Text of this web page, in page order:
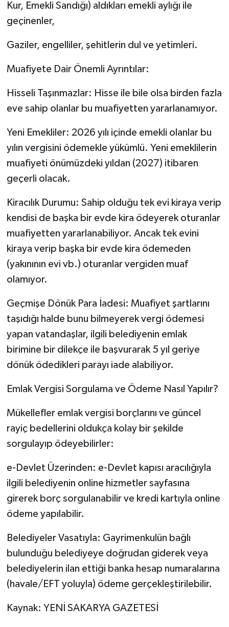
Kur, Emekli Sandığı) aldıkları emekli aylığı ile
geçinenler,
Gaziler, engelliler, şehitlerin dul ve yetimleri.
Muafiyete Dair Önemli Ayrıntılar:
Hisseli Taşınmazlar: Hisse ile bile olsa birden fazla
eve sahip olanlar bu muafiyetten yararlanamıyor.
Yeni Emekliler: 2026 yılı içinde emekli olanlar bu
yılın vergisini ödemekle yükümlü. Yeni emeklilerin
muafiyeti önümüzdeki yıldan (2027) itibaren
geçerli olacak.
Kiracılık Durumu: Sahip olduğu tek evi kiraya verip
kendisi de başka bir evde kira ödeyerek oturanlar
muafiyetten yararlanabiliyor. Ancak tek evini
kiraya verip başka bir evde kira ödemeden
(yakınının evi vb.) oturanlar vergiden muaf
olamıyor.
Geçmişe Dönük Para İadesi: Muafiyet şartlarını
taşıdığı halde bunu bilmeyerek vergi ödemesi
yapan vatandaşlar, ilgili belediyenin emlak
birimine bir dilekçe ile başvurarak 5 yıl geriye
dönük ödedikleri parayı iade alabiliyor.
Emlak Vergisi Sorgulama ve Ödeme Nasıl Yapılır?
Mükellefler emlak vergisi borçlarını ve güncel
rayiç bedellerini oldukça kolay bir şekilde
sorgulayıp ödeyebilirler:
e-Devlet Üzerinden: e-Devlet kapısı aracılığıyla
ilgili belediyenin online hizmetler sayfasına
girerek borç sorgulanabilir ve kredi kartıyla online
ödeme yapılabilir.
Belediyeler Vasatıyla: Gayrimenkulün bağlı
bulunduğu belediyeye doğrudan giderek veya
belediyelerin ilan ettiği banka hesap numaralarına
(havale/EFT yoluyla) ödeme gerçekleştirilebilir.
Kaynak: YENİ SAKARYA GAZETESİ